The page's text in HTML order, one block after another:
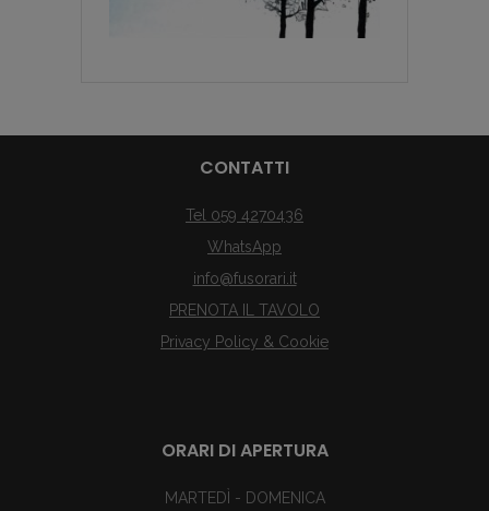
CONTATTI
Tel 059 4270436
WhatsApp
info@fusorari.it
PRENOTA IL TAVOLO
Privacy Policy & Cookie
ORARI DI APERTURA
MARTEDÌ - DOMENICA